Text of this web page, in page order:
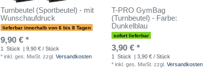
Turnbeutel (Sportbeutel) - mit
Wunschaufdruck
lieferbar innerhalb von 6 bis 8 Tagen
9,90 € *
1 Stück
| 9,90 € / Stück
* inkl. ges. MwSt. zzgl. Versandkosten
T-PRO GymBag
(Turnbeutel) - Farbe:
Dunkelblau
sofort lieferbar
3,90 € *
1 Stück
| 3,90 € / Stück
* inkl. ges. MwSt. zzgl. Versandkosten